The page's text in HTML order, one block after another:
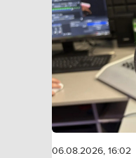
06.08.2026, 16:02